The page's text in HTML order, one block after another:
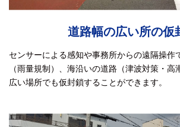
道路幅の広い所の仮
センサーによる感知や事務所からの遠隔操作
（雨量規制）、海沿いの道路（津波対策・高
広い場所でも仮封鎖することができます。